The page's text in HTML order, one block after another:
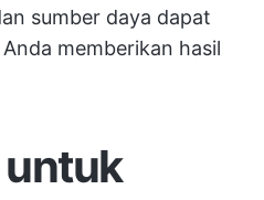
sumber daya dapat
memberikan hasil
untuk